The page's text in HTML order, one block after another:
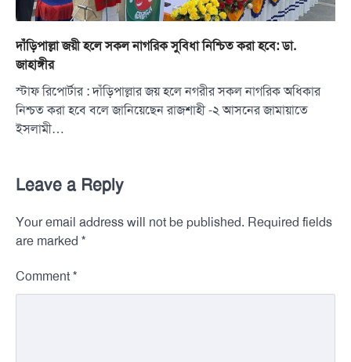
দাঁড়িপাল্লা জয়ী হলে সকল নাগরিক সুবিধা নিশ্চিত করা হবে: ডা.
জাহাঙ্গীর
স্টাফ রিপোর্টার : দাঁড়িপাল্লার জয় হলে নগরীর সকল নাগরিক অধিকার
নিশ্চত করা হবে বলে জানিয়েছেন রাজশাহী -২ আসনের জামায়াতে
ইসলামী…
Leave a Reply
Your email address will not be published. Required fields
are marked *
Comment *